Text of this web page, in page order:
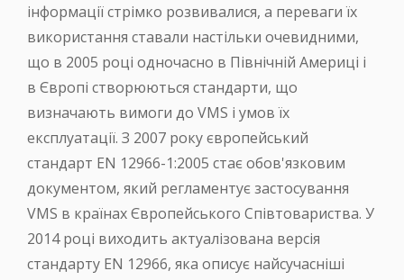
інформації стрімко розвивалися, а переваги їх
використання ставали настільки очевидними,
що в 2005 році одночасно в Північній Америці і
в Європі створюються стандарти, що
визначають вимоги до VMS і умов їх
експлуатації. З 2007 року європейський
стандарт EN 12966-1:2005 стає обов'язковим
документом, який регламентує застосування
VMS в країнах Європейського Співтовариства. У
2014 році виходить актуалізована версія
стандарту EN 12966, яка описує найсучасніші